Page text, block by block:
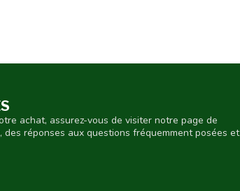
achat, assurez-vous de visiter notre page de
réponses aux questions fréquemment posées et